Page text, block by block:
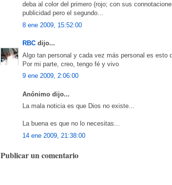
deba al color del primero (rojo; con sus
publicidad pero el segundo...
8 ene 2009, 15:52:00
RBC dijo...
Algo tan personal y cada vez más personal es esto
Por mi parte, creo, tengo fé y vivo
9 ene 2009, 2:06:00
Anónimo dijo...
La mala noticia es que Dios no existe...
La buena es que no lo necesitas...
14 ene 2009, 21:38:00
Publicar un comentario